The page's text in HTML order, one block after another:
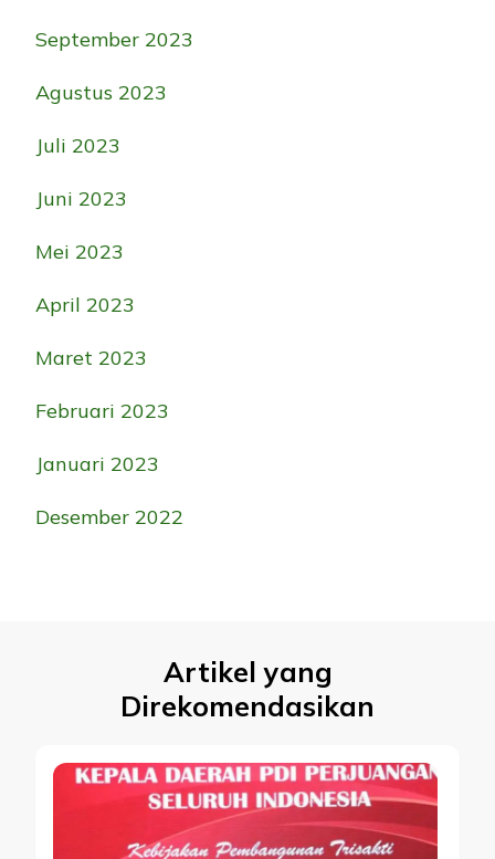
September 2023
Agustus 2023
Juli 2023
Juni 2023
Mei 2023
April 2023
Maret 2023
Februari 2023
Januari 2023
Desember 2022
Artikel yang
Direkomendasikan